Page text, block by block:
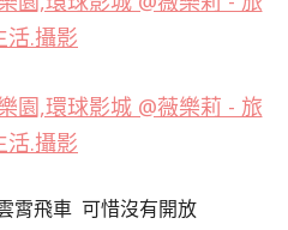
霄飛車 可惜沒有開放